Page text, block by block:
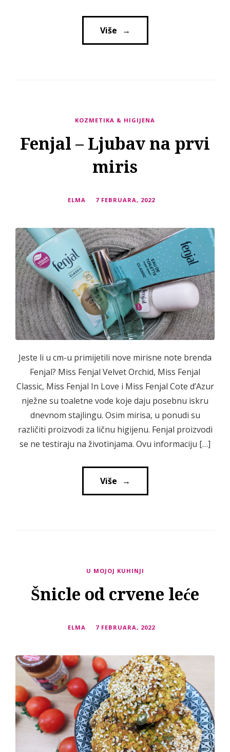
Više
→
KOZMETIKA & HIGIJENA
Fenjal – Ljubav na prvi
miris
ELMA 7 FEBRUARA, 2022
Jeste li u cm-u primijetili nove mirisne note brenda
Fenjal? Miss Fenjal Velvet Orchid, Miss Fenjal
Classic, Miss Fenjal In Love i Miss Fenjal Cote d’Azur
nježne su toaletne vode koje daju posebnu iskru
dnevnom stajlingu. Osim mirisa, u ponudi su
različiti proizvodi za ličnu higijenu. Fenjal proizvodi
se ne testiraju na životinjama. Ovu informaciju […]
Više
→
U MOJOJ KUHINJI
Šnicle od crvene leće
ELMA 7 FEBRUARA, 2022